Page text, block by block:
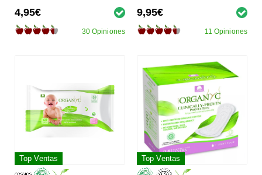
4,95€
30 Opiniones
9,95€
11 Opiniones
Top Ventas Top Ventas